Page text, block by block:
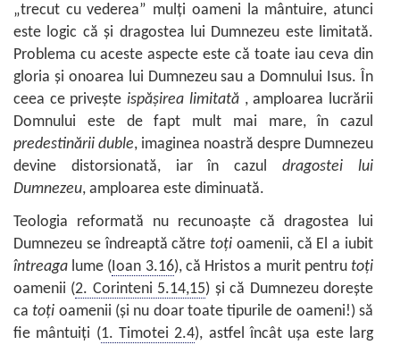
„trecut cu vederea” mulți oameni la mântuire, atunci
este logic că și dragostea lui Dumnezeu este limitată.
Problema cu aceste aspecte este că toate iau ceva din
gloria și onoarea lui Dumnezeu sau a Domnului Isus. În
ceea ce priveșteispășirea limitată , amploarea lucrării
Domnului este de fapt mult mai mare, în cazul
predestinării duble, imaginea noastră despre Dumnezeu
devine distorsionată, iar în cazuldragostei lui
Dumnezeu, amploarea este diminuată.
Teologia reformată nu recunoaște că dragostea lui
Dumnezeu se îndreaptă cătretoți oamenii, că El a iubit
întreaga lume (Ioan 3.16), că Hristos a murit pentrutoți
oamenii (2. Corinteni 5.14,15) și că Dumnezeu dorește
catoți oamenii (și nu doar toate tipurile de oameni!) să
fie mântuiți (1. Timotei 2.4), astfel încât ușa este larg